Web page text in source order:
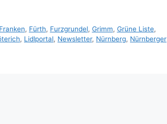
Franken, Fürth, Furzgrundel, Grimm, Grüne Liste,
, Lidlportal, Newsletter, Nürnberg, Nürnberger